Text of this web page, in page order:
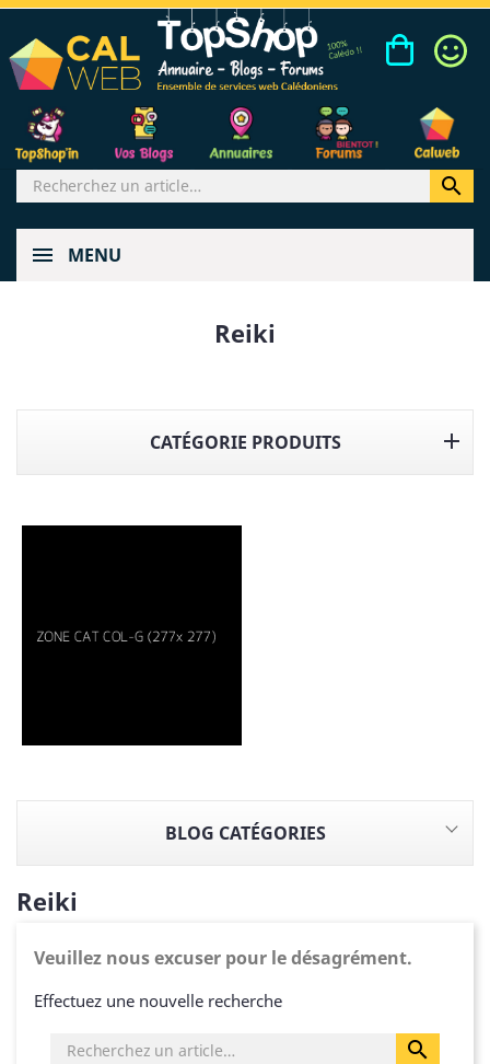

MENU
Reiki
CATÉGORIE PRODUITS 
BLOG CATÉGORIES
Reiki
Veuillez nous excuser pour le désagrément.
Effectuez une nouvelle recherche
